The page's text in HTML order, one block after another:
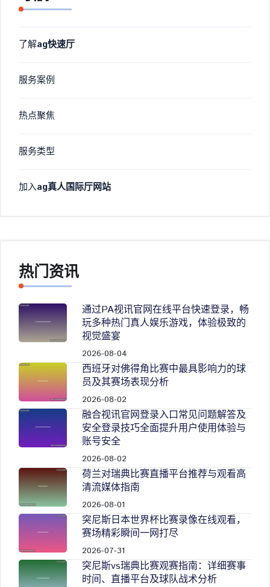
了解ag快速厅
服务案例
热点聚焦
服务类型
加入ag真人国际厅网站
热门资讯
通过PA视讯官网在线平台快速登录，畅
玩多种热门真人娱乐游戏，体验极致的
视觉盛宴
2026-08-04
西班牙对佛得角比赛中最具影响力的球
员及其赛场表现分析
2026-08-02
融合视讯官网登录入口常见问题解答及
安全登录技巧全面提升用户使用体验与
账号安全
2026-08-02
荷兰对瑞典比赛直播平台推荐与观看高
清流媒体指南
2026-08-01
突尼斯日本世界杯比赛录像在线观看，
赛场精彩瞬间一网打尽
2026-07-31
突尼斯vs瑞典比赛观赛指南：详细赛事
时间、直播平台及球队战术分析